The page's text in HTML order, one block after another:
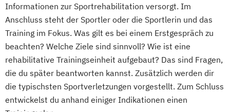
Informationen zur Sportrehabilitation versorgt. Im
Anschluss steht der Sportler oder die Sportlerin und das
Training im Fokus. Was gilt es bei einem Erstgespräch zu
beachten? Welche Ziele sind sinnvoll? Wie ist eine
rehabilitative Trainingseinheit aufgebaut? Das sind Fragen,
die du später beantworten kannst. Zusätzlich werden dir
die typischsten Sportverletzungen vorgestellt. Zum Schluss
entwickelst du anhand einiger Indikationen einen